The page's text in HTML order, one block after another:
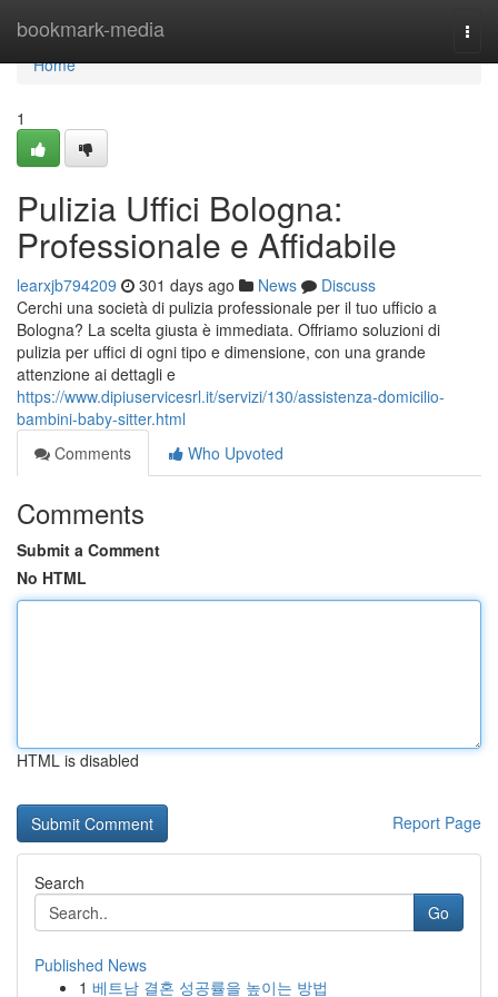
bookmark-media
Home
Home
1
Pulizia Uffici Bologna:
Professionale e Affidabile
learxjb794209 301 days ago News
Discuss
Cerchi una società di pulizia professionale per il tuo ufficio a
Bologna? La scelta giusta è immediata. Offriamo soluzioni di
pulizia per uffici di ogni tipo e dimensione, con una grande
attenzione ai dettagli e
https://www.dipiuservicesrl.it/servizi/130/assistenza-domicilio-
bambini-baby-sitter.html
Comments
Who Upvoted
Comments
Submit a Comment
No HTML
HTML is disabled
Report Page
Search
Go
Published News
1 베트남 결혼 성공률을 높이는 방법